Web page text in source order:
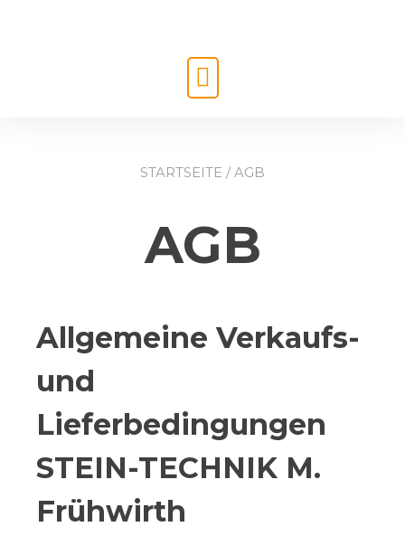
STARTSEITE / AGB
AGB
Allgemeine Verkaufs-
und
Lieferbedingungen
STEIN-TECHNIK M.
Frühwirth